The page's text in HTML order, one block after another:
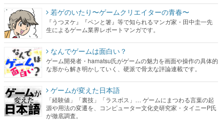
若ゲのいたり〜ゲームクリエイターの青春〜
『うつヌケ』『ペンと箸』等で知られるマンガ家・田中圭一先
生によるゲーム業界レポートマンガです。
なんでゲームは面白い？
ゲーム開発者・hamatsu氏がゲームの魅力を画面や操作の具体的
な形から解き明かしていく、硬派で骨太な評論連載です。
ゲームが変えた日本語
「経験値」「裏技」「ラスボス」… ゲームにまつわる言葉の起
源や用法の変遷を、コンピューター文化史研究家・タイニーP氏
が徹底調査。